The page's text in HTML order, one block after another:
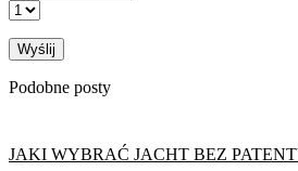
Podobne posty
JAKI WYBRAĆ JACHT BEZ